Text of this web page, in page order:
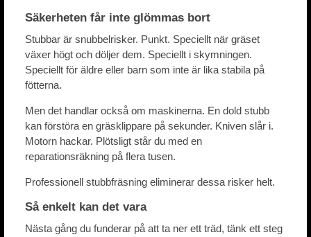
Säkerheten får inte glömmas bort
Stubbar är snubbelrisker. Punkt. Speciellt när gräset
växer högt och döljer dem. Speciellt i skymningen.
Speciellt för äldre eller barn som inte är lika stabila på
fötterna.
Men det handlar också om maskinerna. En dold stubb
kan förstöra en gräsklippare på sekunder. Kniven slår i.
Motorn hackar. Plötsligt står du med en
reparationsräkning på flera tusen.
Professionell stubbfräsning eliminerar dessa risker helt.
Så enkelt kan det vara
Nästa gång du funderar på att ta ner ett träd, tänk ett steg